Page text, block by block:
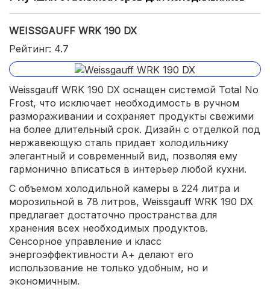
WEISSGAUFF WRK 190 DX
Рейтинг: 4.7
Weissgauff WRK 190 DX оснащен системой Total No
Frost, что исключает необходимость в ручном
размораживании и сохраняет продукты свежими
на более длительный срок. Дизайн с отделкой под
нержавеющую сталь придает холодильнику
элегантный и современный вид, позволяя ему
гармонично вписаться в интерьер любой кухни.
С объемом холодильной камеры в 224 литра и
морозильной в 78 литров, Weissgauff WRK 190 DX
предлагает достаточно пространства для
хранения всех необходимых продуктов.
Сенсорное управление и класс
энергоэффективности А+ делают его
использование не только удобным, но и
экономичным.